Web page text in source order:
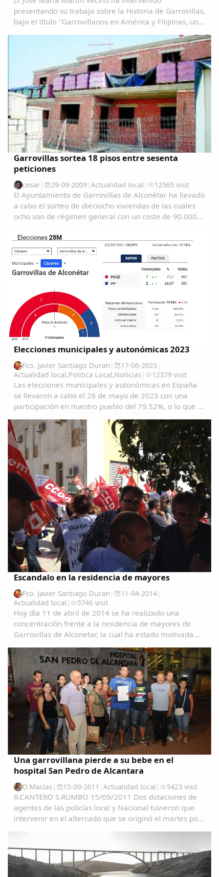
presentando su trabajo sobre la Historia de Garrovillas,
bajo el título "Garrovillanos en América y Filipinas, una
aproximación cartográfica" Garrovillanos-en-
AmeÃ&#140;&#129;rica-y-Filipinas-una...
Garrovillas sortea 18 pisos entre sesenta
peticiones
cesar| 29-09-2009| Actualidad local | 12565 visit
El Ayuntamiento de Garrovillas de Alconétar ha llevado
a cabo el sorteo de dieciocho viviendas de las cuales
ocho son de régimen general con un coste de 90.000
80.000 euros....
Elecciones municipales y autonómicas 2023
Fco. Javier Santiago Duran | 17-06-2023|
Actualidad local,Politica Local,Noticias | 12379 visit
Las elecciones municipales y autonómicas en España
se llevaron a cabo el 28 de mayo de 2023 con una
participación en nuestro pueblo del 79.52%, o lo que es
lo mismo1363 garrovillanos ejercieron su derecho al
voto. Se eligieron este año 9 concejales...
Escandalo en la residencia de mayores
Fco. Javier Santiago Duran | 11-04-2014|
Actualidad local | 5746 visit
Hoy día 11 de abril de 2014 se ha realizado una
concentración frente a la residencia de mayores de
Garrovillas de Alconetar, la cual ha estado motivada
por los sucesos acaecidos al haberse llevado acabo el
despido, a todas luces improcedente, de...
Una garrovillana pierde a su bebe en el
hospital San Pedro de Alcantara
D.Macías | 15-09-2011 | Actualidad local | 5423 visit
R.CANTERO S.RUMBO 15/09/2011 Dos dotaciones de
agentes de las policías local y Nacional tuvieron que
intervenir en el altercado que se originó el martes por
la tarde en la sala de espera del Materno del Hospital